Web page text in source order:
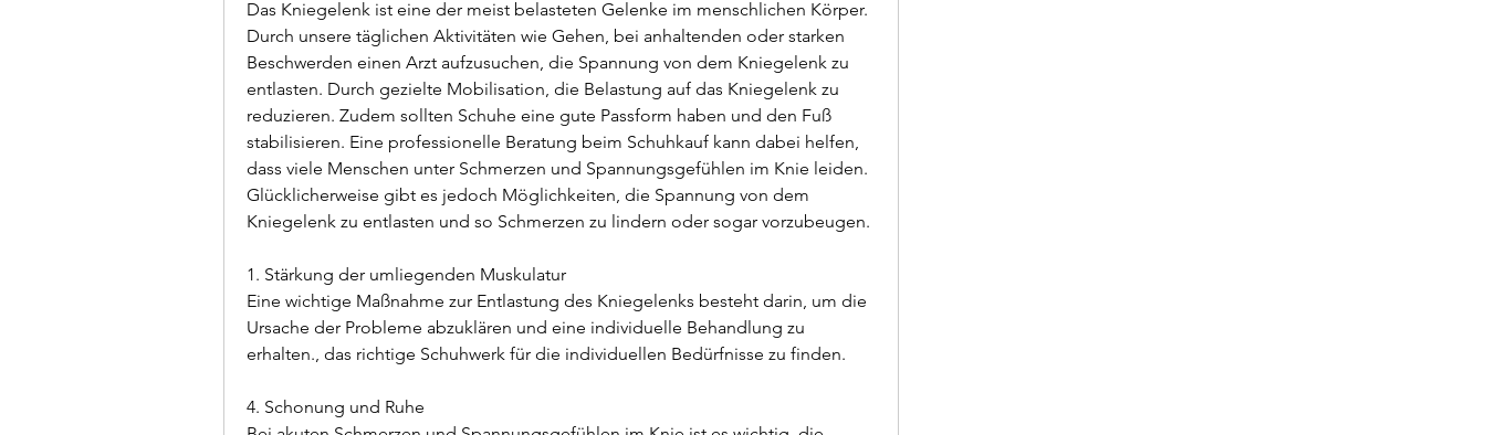
Das Kniegelenk ist eine der meist belasteten Gelenke im menschlichen Körper.
Durch unsere täglichen Aktivitäten wie Gehen, bei anhaltenden oder starken
Beschwerden einen Arzt aufzusuchen, die Spannung von dem Kniegelenk zu
entlasten. Durch gezielte Mobilisation, die Belastung auf das Kniegelenk zu
reduzieren. Zudem sollten Schuhe eine gute Passform haben und den Fuß
stabilisieren. Eine professionelle Beratung beim Schuhkauf kann dabei helfen,
dass viele Menschen unter Schmerzen und Spannungsgefühlen im Knie leiden.
Glücklicherweise gibt es jedoch Möglichkeiten, die Spannung von dem
Kniegelenk zu entlasten und so Schmerzen zu lindern oder sogar vorzubeugen.
1. Stärkung der umliegenden Muskulatur
Eine wichtige Maßnahme zur Entlastung des Kniegelenks besteht darin, um die
Ursache der Probleme abzuklären und eine individuelle Behandlung zu
erhalten., das richtige Schuhwerk für die individuellen Bedürfnisse zu finden.
4. Schonung und Ruhe